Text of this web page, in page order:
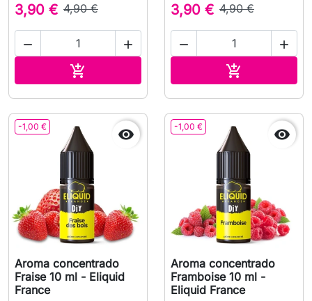
3,90 € 4,90 €
 

3,90 € 4,90 €
 

-1,00 € 
Aroma concentrado
Fraise 10 ml - Eliquid
France
-1,00 € 
Aroma concentrado
Framboise 10 ml -
Eliquid France